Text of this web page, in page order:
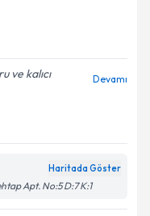
ve kalıcı
Devamı
Haritada Göster
Apt. No:5 D:7 K:1